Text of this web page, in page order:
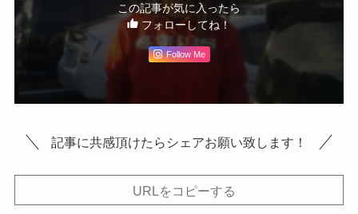
この記事が気に入ったら
フォローしてね！
Follow Me
記事に共感頂けたらシェアお願い致します！
URLをコピーする